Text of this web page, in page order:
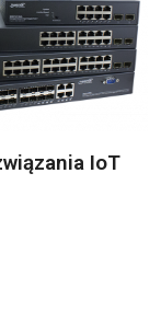
IoT